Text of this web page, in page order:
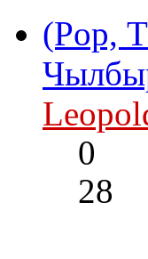
(Pop,
0
28